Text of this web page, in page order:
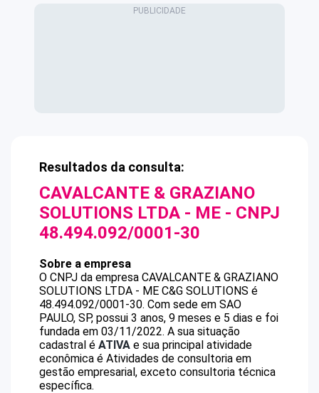
Resultados da consulta:
CAVALCANTE & GRAZIANO
SOLUTIONS LTDA - ME - CNPJ
48.494.092/0001-30
Sobre a empresa
O CNPJ da empresa CAVALCANTE & GRAZIANO
SOLUTIONS LTDA - ME C&G SOLUTIONS é
48.494.092/0001-30. Com sede em SAO
PAULO, SP, possui 3 anos, 9 meses e 5 dias e foi
fundada em 03/11/2022. A sua situação
cadastral é ATIVA e sua principal atividade
econômica é Atividades de consultoria em
gestão empresarial, exceto consultoria técnica
específica.